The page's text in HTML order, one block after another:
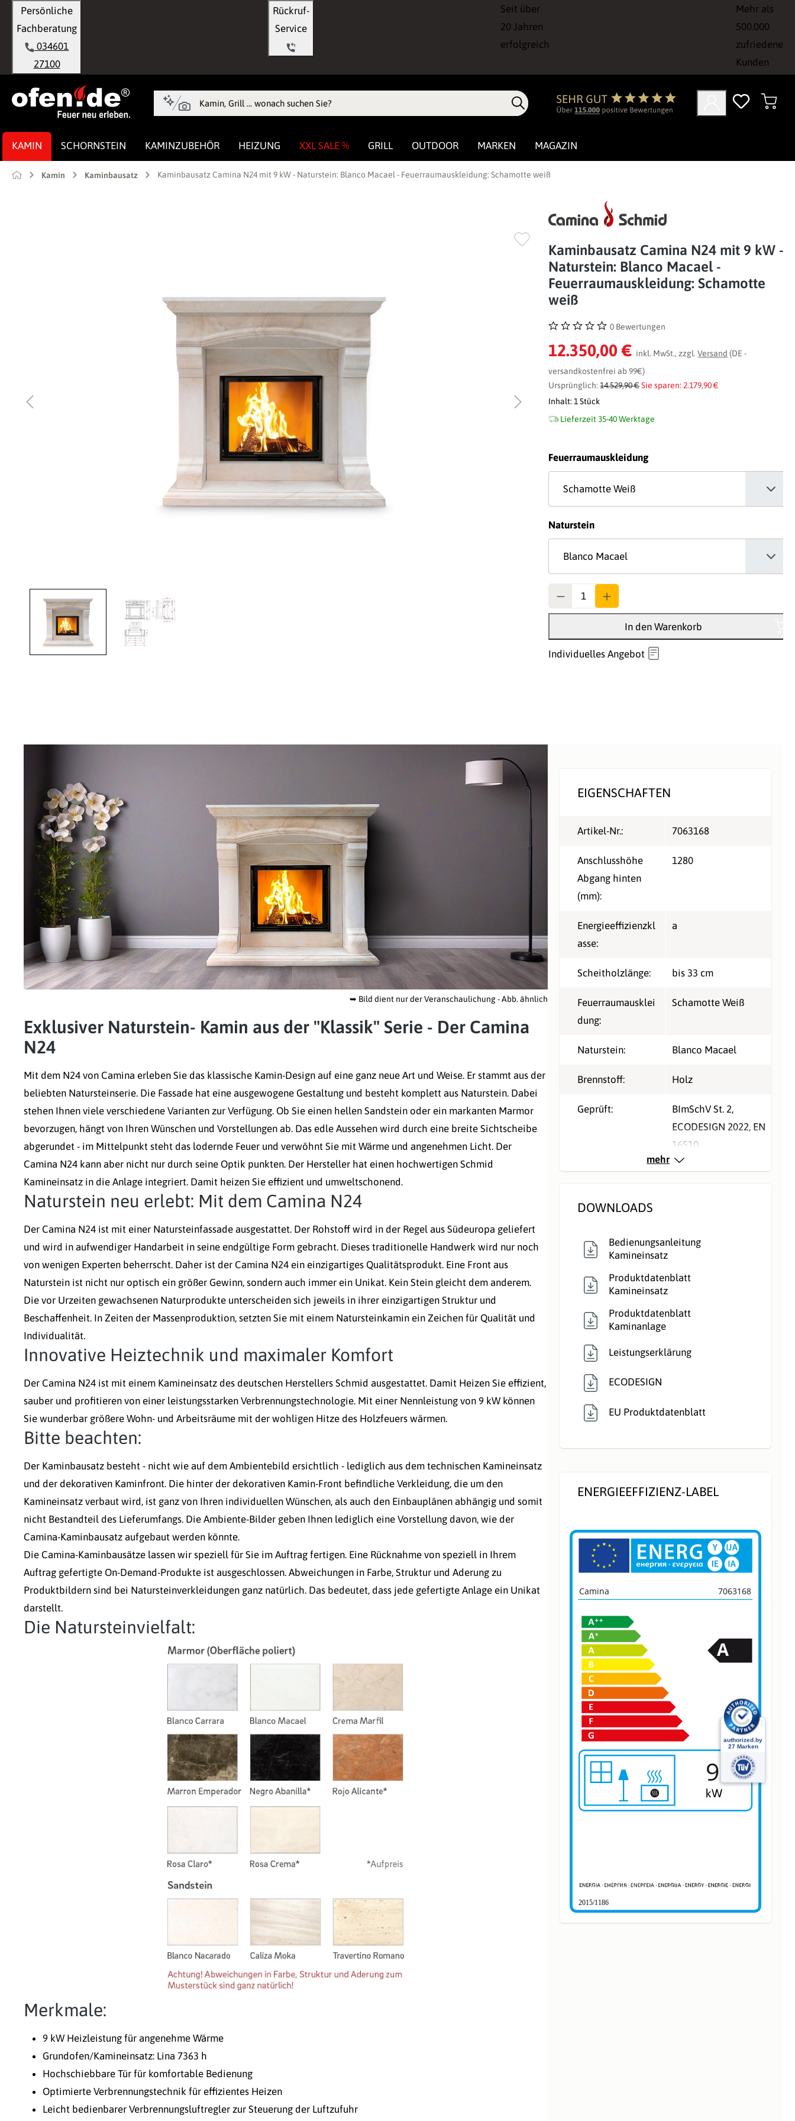
Zur Hauptnavigation springen
Persönliche
Fachberatung
034601
27100
Rückruf-
Seit über
20 Jahren
erfolgreich
Mehr als
500.000
zufriedene
Kunden
KAMIN SCHORNSTEIN KAMINZUBEHÖR HEIZUNG XXL SALE % GRILL OUTDOOR MARKEN MAGAZIN
Kamin Kaminbausatz Kaminbausatz Camina N24 mit 9 kW - Naturstein: Blanco Macael - Feuerraumauskleidung: Schamotte weiß
Kaminbausatz Camina N24 mit 9 kW -
Naturstein: Blanco Macael -
Feuerraumauskleidung: Schamotte
weiß
Durchschnittliche Bewertung von 0 von 5 Sternen
0 Bewertungen
12.350,00 € inkl. MwSt., zzgl.Versand (DE -
versandkostenfrei ab 99€)
Ursprünglich:14.529,90 €Sie sparen: 2.179,90 €
Inhalt:1 Stück
Lieferzeit 35-40 Werktage
Feuerraumauskleidungauswählen
Natursteinauswählen
In den Warenkorb
Individuelles Angebot
➥ Bild dient nur der Veranschaulichung - Abb. ähnlich
Exklusiver Naturstein- Kamin aus der "Klassik" Serie - Der Camina
N24
Mit dem N24 von Camina erleben Sie das klassische Kamin-Design auf eine ganz neue Art und Weise. Er stammt aus der
beliebten Natursteinserie. Die Fassade hat eine ausgewogene Gestaltung und besteht komplett aus Naturstein. Dabei
stehen Ihnen viele verschiedene Varianten zur Verfügung. Ob Sie einen hellen Sandstein oder ein markanten Marmor
bevorzugen, hängt von Ihren Wünschen und Vorstellungen ab. Das edle Aussehen wird durch eine breite Sichtscheibe
abgerundet - im Mittelpunkt steht das lodernde Feuer und verwöhnt Sie mit Wärme und angenehmen Licht. Der
Camina N24 kann aber nicht nur durch seine Optik punkten. Der Hersteller hat einen hochwertigen Schmid
Kamineinsatz in die Anlage integriert. Damit heizen Sie effizient und umweltschonend.
Naturstein neu erlebt: Mit dem Camina N24
Der Camina N24 ist mit einer Natursteinfassade ausgestattet. Der Rohstoff wird in der Regel aus Südeuropa geliefert
und wird in aufwendiger Handarbeit in seine endgültige Form gebracht. Dieses traditionelle Handwerk wird nur noch
von wenigen Experten beherrscht. Daher ist der Camina N24 ein einzigartiges Qualitätsprodukt. Eine Front aus
Naturstein ist nicht nur optisch ein größer Gewinn, sondern auch immer ein Unikat. Kein Stein gleicht dem anderem.
Die vor Urzeiten gewachsenen Naturprodukte unterscheiden sich jeweils in ihrer einzigartigen Struktur und
Beschaffenheit. In Zeiten der Massenproduktion, setzten Sie mit einem Natursteinkamin ein Zeichen für Qualität und
Individualität.
Innovative Heiztechnik und maximaler Komfort
Der Camina N24 ist mit einem Kamineinsatz des deutschen Herstellers Schmid ausgestattet. Damit Heizen Sie effizient,
sauber und profitieren von einer leistungsstarken Verbrennungstechnologie. Mit einer Nennleistung von 9 kW können
Sie wunderbar größere Wohn- und Arbeitsräume mit der wohligen Hitze des Holzfeuers wärmen.
Bitte beachten:
Der Kaminbausatz besteht - nicht wie auf dem Ambientebild ersichtlich - lediglich aus dem technischen Kamineinsatz
und der dekorativen Kaminfront. Die hinter der dekorativen Kamin-Front befindliche Verkleidung, die um den
Kamineinsatz verbaut wird, ist ganz von Ihren individuellen Wünschen, als auch den Einbauplänen abhängig und somit
nicht Bestandteil des Lieferumfangs. Die Ambiente-Bilder geben Ihnen lediglich eine Vorstellung davon, wie der
Camina-Kaminbausatz aufgebaut werden könnte.
Die Camina-Kaminbausätze lassen wir speziell für Sie im Auftrag fertigen. Eine Rücknahme von speziell in Ihrem
Auftrag gefertigte On-Demand-Produkte ist ausgeschlossen. Abweichungen in Farbe, Struktur und Aderung zu
Produktbildern sind bei Natursteinverkleidungen ganz natürlich. Das bedeutet, dass jede gefertigte Anlage ein Unikat
darstellt.
Die Natursteinvielfalt:
Merkmale:
9 kW Heizleistung für angenehme Wärme
Grundofen/Kamineinsatz: Lina 7363 h
Hochschiebbare Tür für komfortable Bedienung
Optimierte Verbrennungstechnik für effizientes Heizen
Leicht bedienbarer Verbrennungsluftregler zur Steuerung der Luftzufuhr
EIGENSCHAFTEN
Artikel-Nr.: 7063168
Anschlusshöhe
Abgang hinten
(mm):
1280
Energieeffizienzkl
asse:
a
Scheitholzlänge: bis 33 cm
Feuerraumausklei
dung:
Schamotte Weiß
Naturstein: Blanco Macael
Brennstoff: Holz
Geprüft: BImSchV St. 2,
ECODESIGN 2022, EN
16510
Nennleistung kW,
9
ss:
Verbrennungsluft:
Verglasung: Front
Verkleidungsmate
rial:
mehr
DOWNLOADS
Bedienungsanleitung
Kamineinsatz
Produktdatenblatt
Kamineinsatz
Produktdatenblatt
Kaminanlage
Leistungserklärung
ECODESIGN
EU Produktdatenblatt
ENERGIEEFFIZIENZ-LABEL
Camina 7063168
2015/1186
9
A